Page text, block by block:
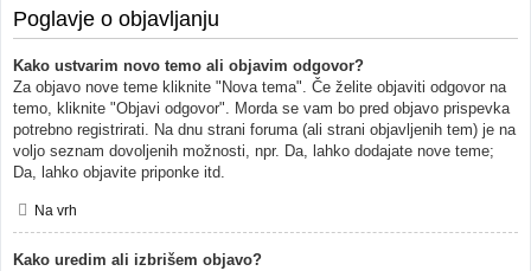
Poglavje o objavljanju
Kako ustvarim novo temo ali objavim odgovor?
Za objavo nove teme kliknite "Nova tema". Če želite objaviti odgovor na
temo, kliknite "Objavi odgovor". Morda se vam bo pred objavo prispevka
potrebno registrirati. Na dnu strani foruma (ali strani objavljenih tem) je na
voljo seznam dovoljenih možnosti, npr. Da, lahko dodajate nove teme;
Da, lahko objavite priponke itd.
Na vrh
Kako uredim ali izbrišem objavo?